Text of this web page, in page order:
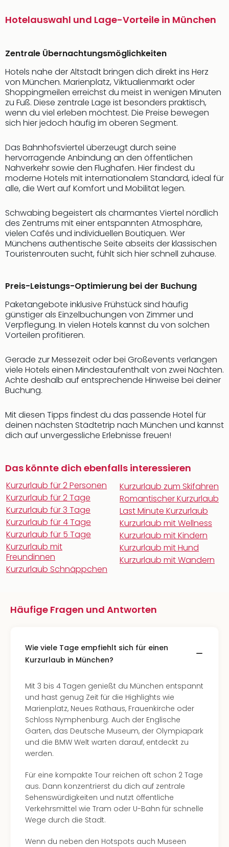
Hotelauswahl und Lage-Vorteile in München
Zentrale Übernachtungsmöglichkeiten
Hotels nahe der Altstadt bringen dich direkt ins Herz
von München. Marienplatz, Viktualienmarkt oder
Shoppingmeilen erreichst du meist in wenigen Minuten
zu Fuß. Diese zentrale Lage ist besonders praktisch,
wenn du viel erleben möchtest. Die Preise bewegen
sich hier jedoch häufig im oberen Segment.
Das Bahnhofsviertel überzeugt durch seine
hervorragende Anbindung an den öffentlichen
Nahverkehr sowie den Flughafen. Hier findest du
moderne Hotels mit internationalem Standard, ideal für
alle, die Wert auf Komfort und Mobilität legen.
Schwabing begeistert als charmantes Viertel nördlich
des Zentrums mit einer entspannten Atmosphäre,
vielen Cafés und individuellen Boutiquen. Wer
Münchens authentische Seite abseits der klassischen
Touristenrouten sucht, fühlt sich hier schnell zuhause.
Preis-Leistungs-Optimierung bei der Buchung
Paketangebote inklusive Frühstück sind häufig
günstiger als Einzelbuchungen von Zimmer und
Verpflegung. In vielen Hotels kannst du von solchen
Vorteilen profitieren.
Gerade zur Messezeit oder bei Großevents verlangen
viele Hotels einen Mindestaufenthalt von zwei Nächten.
Achte deshalb auf entsprechende Hinweise bei deiner
Buchung.
Mit diesen Tipps findest du das passende Hotel für
deinen nächsten Städtetrip nach München und kannst
dich auf unvergessliche Erlebnisse freuen!
Das könnte dich ebenfalls interessieren
Kurzurlaub für 2 Personen
Kurzurlaub für 2 Tage
Kurzurlaub für 3 Tage
Kurzurlaub für 4 Tage
Kurzurlaub für 5 Tage
Kurzurlaub mit
Freundinnen
Kurzurlaub Schnäppchen
Kurzurlaub zum Skifahren
Romantischer Kurzurlaub
Last Minute Kurzurlaub
Kurzurlaub mit Wellness
Kurzurlaub mit Kindern
Kurzurlaub mit Hund
Kurzurlaub mit Wandern
Häufige Fragen und Antworten
Wie viele Tage empfiehlt sich für einen
Kurzurlaub in München?
Mit 3 bis 4 Tagen genießt du München entspannt
und hast genug Zeit für die Highlights wie
Marienplatz, Neues Rathaus, Frauenkirche oder
Schloss Nymphenburg. Auch der Englische
Garten, das Deutsche Museum, der Olympiapark
und die BMW Welt warten darauf, entdeckt zu
werden.
Für eine kompakte Tour reichen oft schon 2 Tage
aus. Dann konzentrierst du dich auf zentrale
Sehenswürdigkeiten und nutzt öffentliche
Verkehrsmittel wie Tram oder U-Bahn für schnelle
Wege durch die Stadt.
Wenn du neben den Hotspots auch Museen